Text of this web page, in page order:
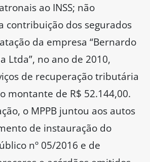
ao INSS; não
contribuição dos segurados
da empresa “Bernardo
Ltda”, no ano de 2010,
de recuperação tributária
montante de R$ 52.144,00.
o MPPB juntou aos autos
de instauração do
nº 05/2016 e de